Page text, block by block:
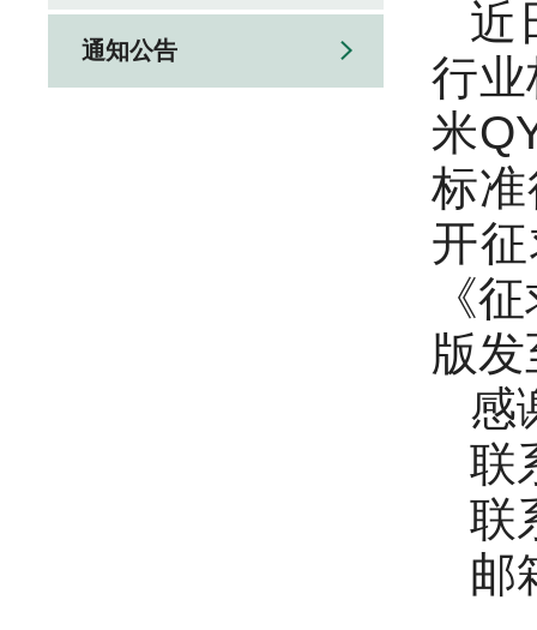
通知公告
近
行
米
标
开
《
版
感
联
联
邮